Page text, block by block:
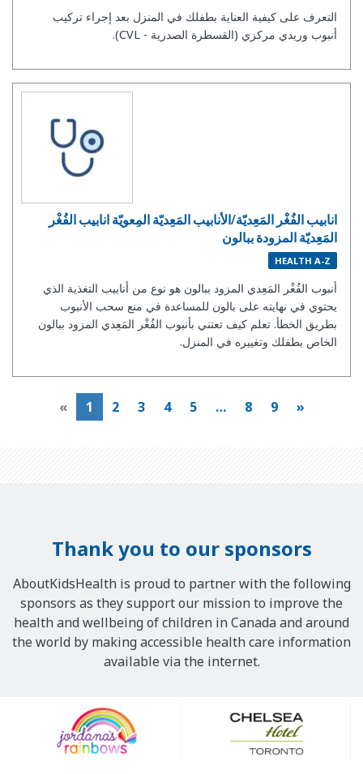
التعرف على كيفية العناية بطفلك في المنزل بعد إجراء تركيب
أنبوب وريدي مركزي (القسطرة الصدرية - CVL).
انابيب الفُغْر المَعِديّة/الأنابيب المَعِديّة المِعويّة انابيب الفُغْر
المَعِديّة المزودة ببالون
HEALTH A-Z
أنبوب الفُغْر المَعِدي المزود ببالون هو نوع من أنابيب التغذية الذي
يحتوي في نهايته على بالون للمساعدة في منع سحب الأنبوب
بطريق الخطأ. تعلم كيف تعتني بأنبوب الفُغْر المَعِدي المزود ببالون
الخاص بطفلك وتغييره في المنزل.
« 1 2 3 4 5 … 8 9 »
Thank you to our sponsors
AboutKidsHealth is proud to partner with the following
sponsors as they support our mission to improve the
health and wellbeing of children in Canada and around
the world by making accessible health care information
available via the internet.
Sponsors